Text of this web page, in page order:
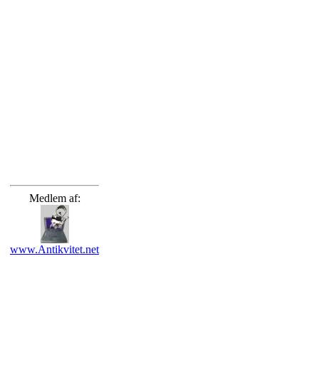
Medlem af:
www.Antikvitet.net